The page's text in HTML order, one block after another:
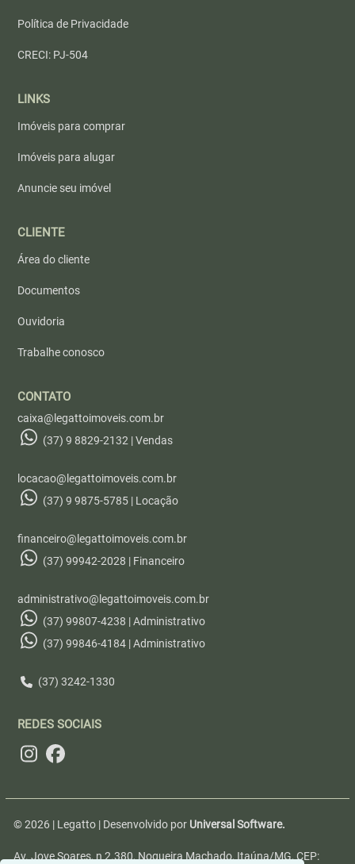
Política de Privacidade
CRECI: PJ-504
LINKS
Imóveis para comprar
Imóveis para alugar
Anuncie seu imóvel
CLIENTE
Área do cliente
Documentos
Ouvidoria
Trabalhe conosco
CONTATO
caixa@legattoimoveis.com.br
(37) 9 8829-2132 | Vendas
locacao@legattoimoveis.com.br
(37) 9 9875-5785 | Locação
financeiro@legattoimoveis.com.br
(37) 99942-2028 | Financeiro
administrativo@legattoimoveis.com.br
(37) 99807-4238 | Administrativo
(37) 99846-4184 | Administrativo
(37) 3242-1330
REDES SOCIAIS
© 2026 | Legatto | Desenvolvido por Universal Software.
Av. Jove Soares, n 2.380, Nogueira Machado, Itaúna/MG, CEP: